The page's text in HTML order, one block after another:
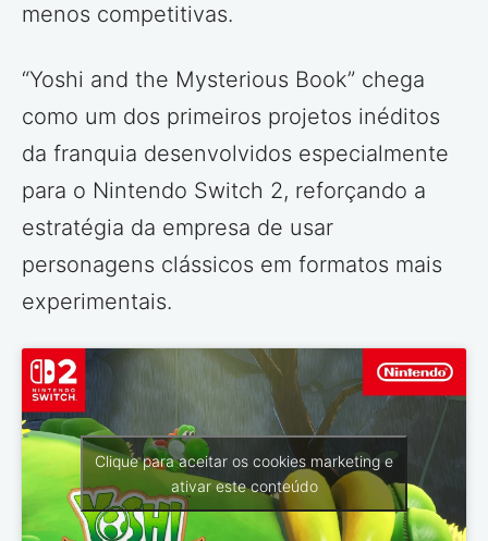
menos competitivas.
“Yoshi and the Mysterious Book” chega
como um dos primeiros projetos inéditos
da franquia desenvolvidos especialmente
para o Nintendo Switch 2, reforçando a
estratégia da empresa de usar
personagens clássicos em formatos mais
experimentais.
Clique para aceitar os cookies marketing e
ativar este conteúdo